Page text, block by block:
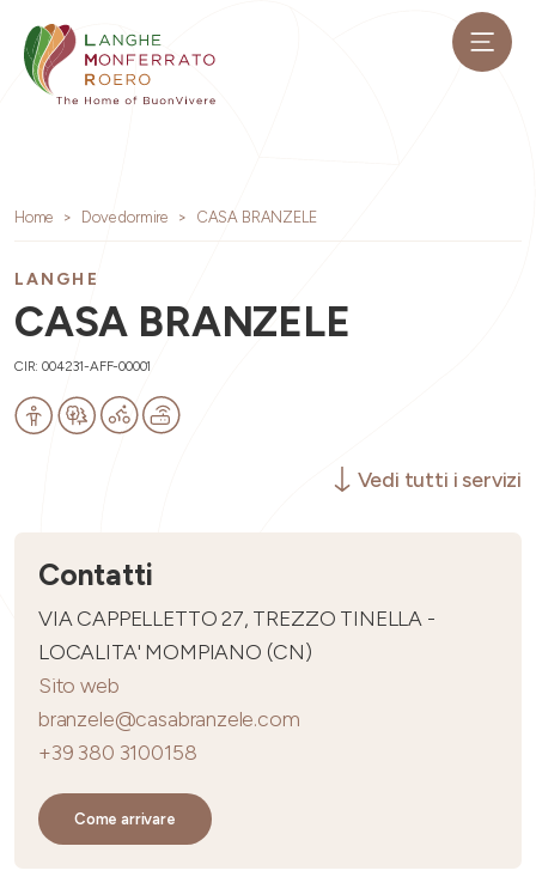
Home Dove dormire CASA BRANZELE
LANGHE
CASA BRANZELE
CIR: 004231-AFF-00001
Vedi tutti i servizi
Contatti
VIA CAPPELLETTO 27, TREZZO TINELLA -
LOCALITA' MOMPIANO (CN)
Sito web
branzele@casabranzele.com
+39 380 3100158
Come arrivare